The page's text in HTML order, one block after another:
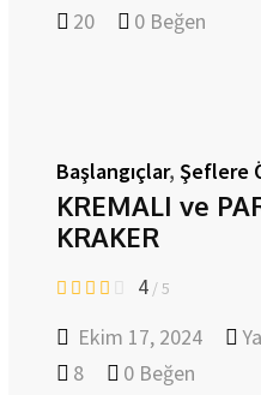
20
0 Beğen
Başlangıçlar, Şeflere
KREMALI ve
KRAKER
4 / 5
Ekim 17, 2024
8
0 Beğen